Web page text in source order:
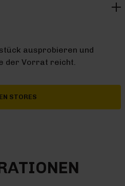
ausprobieren und
der Vorrat reicht.
STORES